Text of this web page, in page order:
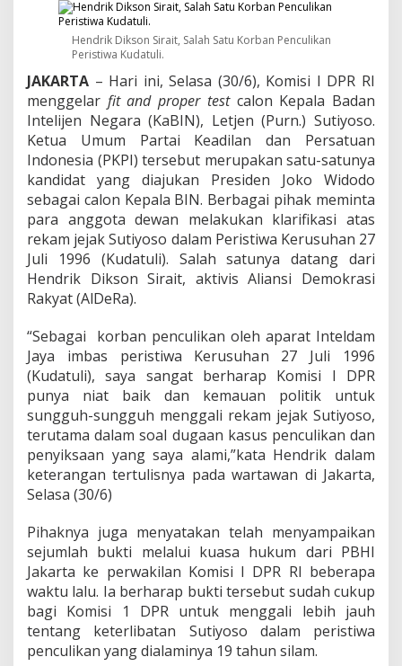
e
S
a
l
R
e
k
a
m
J
e
j
a
k
S
y
o
s
o
D
a
l
a
m
s
u
s
K
u
d
a
t
u
Hendrik Dikson Sirait, Salah Satu Korban Penculikan
Peristiwa Kudatuli.
JAKARTA – Hari ini, Selasa (30/6), Komisi I DPR RI
menggelar fit and proper testcalon Kepala Badan
Intelijen Negara (KaBIN), Letjen (Purn.) Sutiyoso.
Ketua Umum Partai Keadilan dan Persatuan
Indonesia (PKPI) tersebut merupakan satu-satunya
kandidat yang diajukan Presiden Joko Widodo
sebagai calon Kepala BIN. Berbagai pihak meminta
para anggota dewan melakukan klarifikasi atas
rekam jejak Sutiyoso dalam Peristiwa Kerusuhan 27
Juli 1996 (Kudatuli). Salah satunya datang dari
Hendrik Dikson Sirait, aktivis Aliansi Demokrasi
Rakyat (AlDeRa).
“Sebagai korban penculikan oleh aparat Inteldam
Jaya imbas peristiwa Kerusuhan 27 Juli 1996
(Kudatuli), saya sangat berharap Komisi I DPR
punya niat baik dan kemauan politik untuk
sungguh-sungguh menggali rekam jejak Sutiyoso,
terutama dalam soal dugaan kasus penculikan dan
penyiksaan yang saya alami,”kata Hendrik dalam
keterangan tertulisnya pada wartawan di Jakarta,
Selasa (30/6)
Pihaknya juga menyatakan telah menyampaikan
sejumlah bukti melalui kuasa hukum dari PBHI
Jakarta ke perwakilan Komisi I DPR RI beberapa
waktu lalu. Ia berharap bukti tersebut sudah cukup
bagi Komisi 1 DPR untuk menggali lebih jauh
tentang keterlibatan Sutiyoso dalam peristiwa
penculikan yang dialaminya 19 tahun silam.